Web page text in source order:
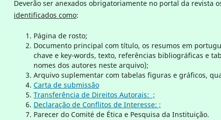
Deverão ser anexados obrigatoriamente no portal da revista
identificados como:
Página de rosto;
Documento principal com título, os resumos em
chave e key-words, texto, referências bibliográficas e
nomes dos autores neste arquivo);
Arquivo suplementar com tabelas figuras e gráficos,
Carta de submissão
Transferência de Direitos Autorais: ;
Declaração de Conflitos de Interesse: ;
Parecer do Comité de Ética e Pesquisa da Instituição.